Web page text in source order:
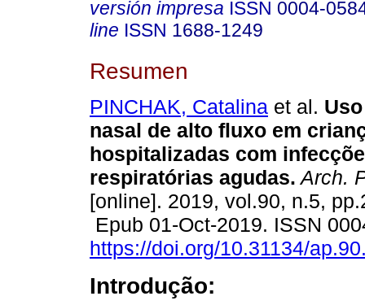
versión impresa ISSN 0004-
line ISSN 1688-1249
Resumen
PINCHAK, Catalina et al.
nasal de alto fluxo em
hospitalizadas com
respiratórias agudas. Arch.
[online]. 2019, vol.90, n.5,
Epub 01-Oct-2019. ISSN
https://doi.org/10.31134/
Introdução: